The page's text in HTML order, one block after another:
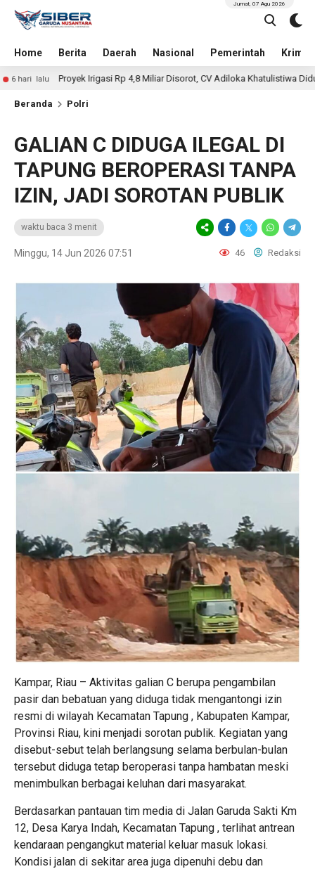
Home Berita Daerah Nasional Pemerintah
Jumat, 07 Agu 2026
Irigasi Rp 4,8 Miliar Disorot, CV Adiloka Khatulistiwa Diduga Sarat
Beranda Polri
GALIAN C DIDUGA ILEGAL DI
TAPUNG BEROPERASI TANPA
IZIN, JADI SOROTAN PUBLIK
waktu baca 3 menit
Minggu, 14 Jun 2026 07:51 46 Redaksi
Kampar, Riau – Aktivitas galian C berupa pengambilan
pasir dan bebatuan yang diduga tidak mengantongi izin
resmi di wilayah Kecamatan Tapung , Kabupaten Kampar,
Provinsi Riau, kini menjadi sorotan publik. Kegiatan yang
disebut-sebut telah berlangsung selama berbulan-bulan
tersebut diduga tetap beroperasi tanpa hambatan meski
menimbulkan berbagai keluhan dari masyarakat.
Berdasarkan pantauan tim media di Jalan Garuda Sakti Km
12, Desa Karya Indah, Kecamatan Tapung , terlihat antrean
kendaraan pengangkut material keluar masuk lokasi.
Kondisi jalan di sekitar area juga dipenuhi debu dan